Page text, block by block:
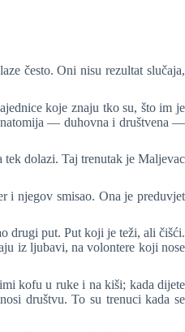
često. Oni nisu rezultat slučaja,
koje znaju tko su, što im je
— duhovna i društvena —
dolazi. Taj trenutak je Maljevac
i njegov smisao. Ona je preduvjet
drugi put. Put koji je teži, ali čišći.
iz ljubavi, na volontere koji nose
kofu u ruke i na kiši; kada dijete
društvu. To su trenuci kada se